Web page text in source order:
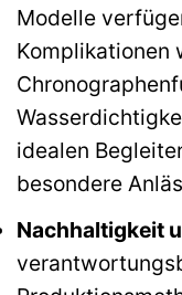
Modelle
Komplikationen
idealen
besondere
Nachhaltigkeit